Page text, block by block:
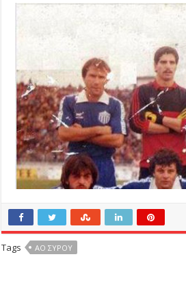
Tags ΑΟ ΣΥΡΟΥ